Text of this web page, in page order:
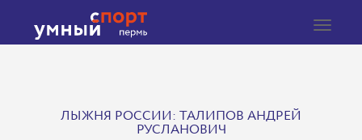
Toggle
ЛЫЖНЯ РОССИИ: ТАЛИПОВ АНДРЕЙ
РУСЛАНОВИЧ